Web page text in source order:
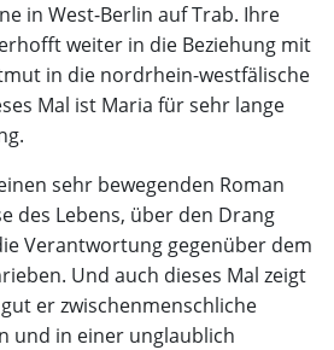
in West-Berlin auf Trab. Ihre
weiter in die Beziehung mit
in die nordrhein-westfälische
Mal ist Maria für sehr lange
sehr bewegenden Roman
des Lebens, über den Drang
Verantwortung gegenüber dem
Und auch dieses Mal zeigt
er zwischenmenschliche
und in einer unglaublich